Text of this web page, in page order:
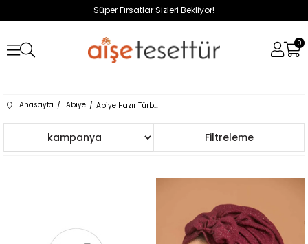
Süper Fırsatlar Sizleri Bekliyor!
0
Anasayfa Abiye Abiye Hazır Türban
Filtreleme
Sıralama